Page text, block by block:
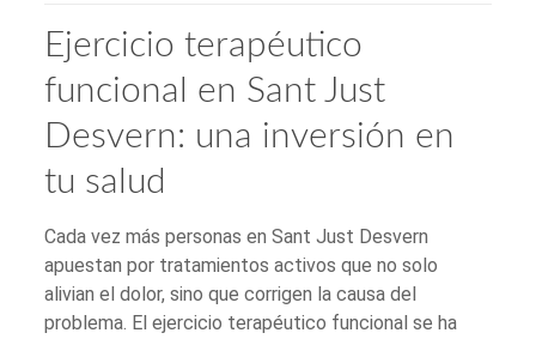
Ejercicio terapéutico
funcional en Sant Just
Desvern: una inversión en
tu salud
Cada vez más personas en Sant Just Desvern
apuestan por tratamientos activos que no solo
alivian el dolor, sino que corrigen la causa del
problema. El ejercicio terapéutico funcional se ha